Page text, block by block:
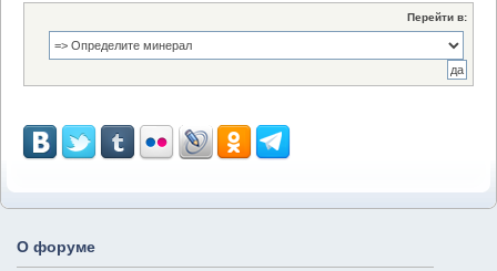
Перейти в:
О форуме